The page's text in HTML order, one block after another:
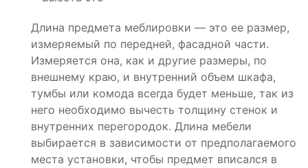
Длина предмета меблировки — это ее размер,
измеряемый по передней, фасадной части.
Измеряется она, как и другие размеры, по
внешнему краю, и внутренний объем шкафа,
тумбы или комода всегда будет меньше, так из
него необходимо вычесть толщину стенок и
внутренних перегородок. Длина мебели
выбирается в зависимости от предполагаемого
места установки, чтобы предмет вписался в